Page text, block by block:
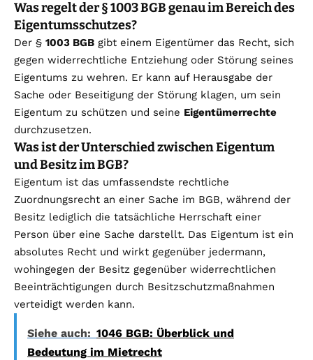
Was regelt der § 1003 BGB genau im Bereich des
Eigentumsschutzes?
Der § 1003 BGB gibt einem Eigentümer das Recht, sich
gegen widerrechtliche Entziehung oder Störung seines
Eigentums zu wehren. Er kann auf Herausgabe der
Sache oder Beseitigung der Störung klagen, um sein
Eigentum zu schützen und seine Eigentümerrechte
durchzusetzen.
Was ist der Unterschied zwischen Eigentum
und Besitz im BGB?
Eigentum ist das umfassendste rechtliche
Zuordnungsrecht an einer Sache im BGB, während der
Besitz lediglich die tatsächliche Herrschaft einer
Person über eine Sache darstellt. Das Eigentum ist ein
absolutes Recht und wirkt gegenüber jedermann,
wohingegen der Besitz gegenüber widerrechtlichen
Beeinträchtigungen durch Besitzschutzmaßnahmen
verteidigt werden kann.
Siehe auch: 1046 BGB: Überblick und
Bedeutung im Mietrecht